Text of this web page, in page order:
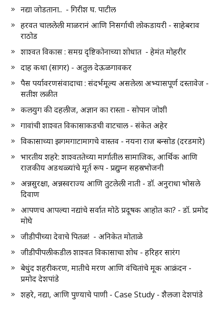
नद्या जोडताना.. - गिरीश घ. पाटील
हरवत चाललेली माळरानं आणि निसर्गाची लोकडायरी - साहेबराव
राठोड
शाश्वत विकास : समग्र दृष्टिकोनाच्या शोधात - हेमंत मोहरीर
दाह कथा (सागर) - अतुल देऊळगावकर
पैस पर्यावरणसंवादाचा : संदर्भमूल्य असलेला अभ्यासपूर्ण दस्तावेज -
सतीश लळीत
कलयुग की दहलीज, अज्ञान का रास्ता - सोपान जोशी
गावांची शाश्वत विकासाकडची वाटचाल - संकेत अहेर
विकासाच्या झगमगाटामागचे वास्तव - नयना राज बन्सोड (दरडमारे)
भारतीय शहरे: शाश्वततेच्या मार्गातील सामाजिक, आर्थिक आणि
राजकीय अडथळ्यांचे मूर्त रूप - प्रद्युम्न सहस्रभोजनी
अन्नसुरक्षा, अन्नस्वराज्य आणि तुटलेली नाती - डॉ. अनुराधा भोसले
दिवाण
आपणच आपल्या नद्यांचे सर्वात मोठे प्रदूषक आहोत का? - डॉ. प्रमोद
मोघे
जीडीपीच्या देवाचे पितळ! - अनिकेत मोताळे
जीडीपीपलीकडील शाश्वत विकासाचा शोध - हरिहर सारंग
बेधुंद शहरीकरण, मातीचे मरण आणि वंचितांचे मूक आक्रंदन -
प्रमोद देशपांडे
शहरे, नद्या, आणि पुण्याचे पाणी - Case Study - शैलजा देशपांडे